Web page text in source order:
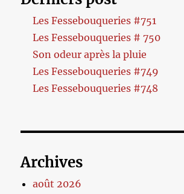
Les Fessebouqueries #751
Les Fessebouqueries # 750
Son odeur après la pluie
Les Fessebouqueries #749
Les Fessebouqueries #748
Archives
août 2026